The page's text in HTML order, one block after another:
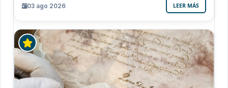
03 ago 2026 LEER MÁS